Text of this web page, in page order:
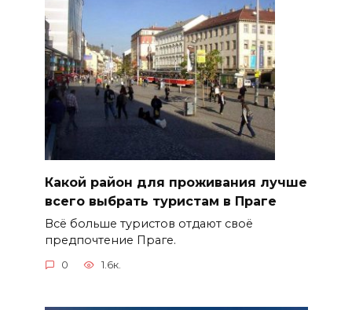
Какой район для проживания лучше
всего выбрать туристам в Праге
Всё больше туристов отдают своё
предпочтение Праге.
0 1.6к.